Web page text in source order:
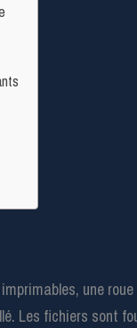
une
Les fichiers sont